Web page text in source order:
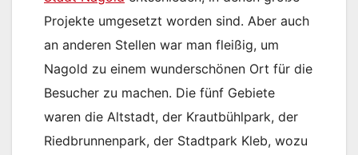
Projekte umgesetzt worden sind. Aber auch
an anderen Stellen war man fleißig, um
Nagold zu einem wunderschönen Ort für die
Besucher zu machen. Die fünf Gebiete
waren die Altstadt, der Krautbühlpark, der
Riedbrunnenpark, der Stadtpark Kleb, wozu